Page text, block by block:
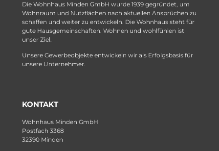
Die Wohnhaus Minden GmbH wurde 1939 gegründet, um
Wohnraum und Nutzflächen nach aktuellen Ansprüchen zu
schaffen und weiter zu entwickeln. Die Wohnhaus steht für
gute Hausgemeinschaften. Wohnen und wohlfühlen ist
unser Ziel.
Unsere Gewerbeobjekte entwickeln wir als Erfolgsbasis für
unsere Unternehmer.
KONTAKT
Wohnhaus Minden GmbH
Postfach 3368
32390 Minden